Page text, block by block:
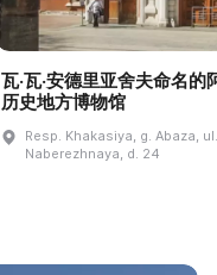
瓦·瓦·安德里亚舍夫命名的
历史地方博物馆
Resp. Khakasiya, g. Abaza, ul.
Naberezhnaya, d. 24